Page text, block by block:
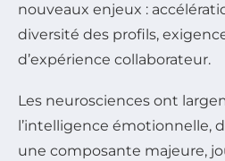
nouveaux enjeux :
diversité des profils,
d’expérience collaborateur.
Les neurosciences ont
l’intelligence émotionnelle,
une composante majeure,